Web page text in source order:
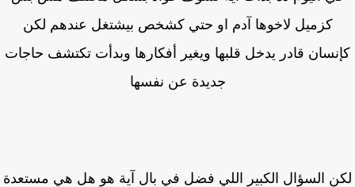
كزميل لاخوها آدم او حتي كشخص بيشتغل عندهم لكن
قادر يدخل قلبها ويغير أفكارها وبدأت تكتشف حاجات
جديدة عن نفسها
السؤال الكبير اللي فضل في بال آية هو هل هي مستعدة